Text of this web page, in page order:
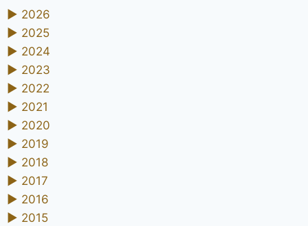
► 2026
► 2025
► 2024
► 2023
► 2022
► 2021
► 2020
► 2019
► 2018
► 2017
► 2016
► 2015